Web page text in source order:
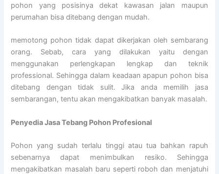
pohon yang posisinya dekat kawasan jalan maupun
perumahan bisa ditebang dengan mudah.
memotong pohon tidak dapat dikerjakan oleh sembarang
orang. Sebab, cara yang dilakukan yaitu dengan
menggunakan perlengkapan lengkap dan teknik
professional. Sehingga dalam keadaan apapun pohon bisa
ditebang dengan tidak sulit. Jika anda memilih jasa
sembarangan, tentu akan mengakibatkan banyak masalah.
PenyediaJasa Tebang Pohon Profesional
Pohon yang sudah terlalu tinggi atau tua bahkan rapuh
sebenarnya dapat menimbulkan resiko. Sehingga
mengakibatkan masalah baru seperti roboh dan menjatuhi